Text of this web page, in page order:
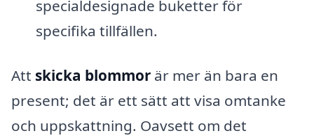
specialdesignade buketter för
specifika tillfällen.
Att skicka blommor är mer än bara en
present; det är ett sätt att visa omtanke
och uppskattning. Oavsett om det